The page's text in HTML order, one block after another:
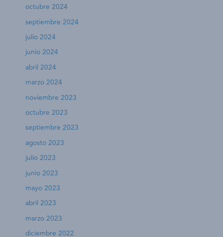
octubre 2024
septiembre 2024
julio 2024
junio 2024
abril 2024
marzo 2024
noviembre 2023
octubre 2023
septiembre 2023
agosto 2023
julio 2023
junio 2023
mayo 2023
abril 2023
marzo 2023
diciembre 2022